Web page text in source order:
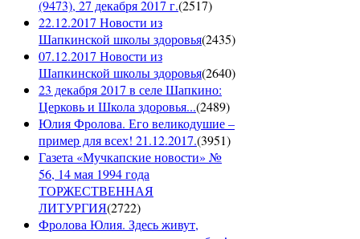
(9473), 27 декабря 2017 г.(2517)
22.12.2017 Новости из
Шапкинской школы здоровья(2435)
07.12.2017 Новости из
Шапкинской школы здоровья(2640)
23 декабря 2017 в селе Шапкино:
Церковь и Школа здоровья...(2489)
Юлия Фролова. Его великодушие –
пример для всех! 21.12.2017.(3951)
Газета «Мучкапские новости» №
56, 14 мая 1994 года
ТОРЖЕСТВЕННАЯ
ЛИТУРГИЯ(2722)
Фролова Юлия. Здесь живут,